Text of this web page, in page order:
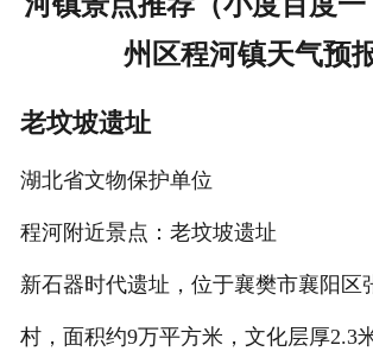
特
州区程河镇天气预报
老坟坡遗址
湖北省文物保护单位
程河附近景点：老坟坡遗址
新石器时代遗址，位于襄樊市襄阳区
村，面积约9万平方米，文化层厚2.3